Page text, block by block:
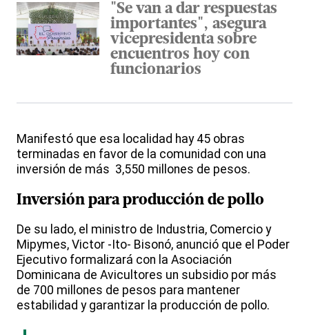
"Se van a dar respuestas
importantes", asegura
vicepresidenta sobre
encuentros hoy con
funcionarios
Manifestó que esa localidad hay 45 obras
terminadas en favor de la comunidad con una
inversión de más 3,550 millones de pesos.
Inversión para producción de pollo
De su lado, el ministro de Industria, Comercio y
Mipymes, Victor -Ito- Bisonó, anunció que el Poder
Ejecutivo formalizará con la Asociación
Dominicana de Avicultores un subsidio por más
de 700 millones de pesos para mantener
estabilidad y garantizar la producción de pollo.